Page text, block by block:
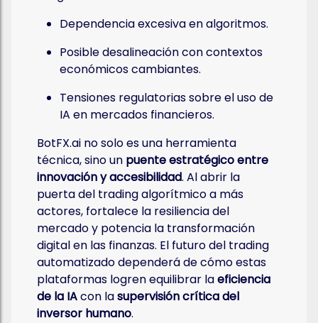
Dependencia excesiva en algoritmos.
Posible desalineación con contextos
económicos cambiantes.
Tensiones regulatorias sobre el uso de
IA en mercados financieros.
BotFX.ai no solo es una herramienta
técnica, sino un puente estratégico entre
innovación y accesibilidad. Al abrir la
puerta del trading algorítmico a más
actores, fortalece la resiliencia del
mercado y potencia la transformación
digital en las finanzas. El futuro del trading
automatizado dependerá de cómo estas
plataformas logren equilibrar laeficiencia
de la IAcon lasupervisión crítica del
inversor humano.